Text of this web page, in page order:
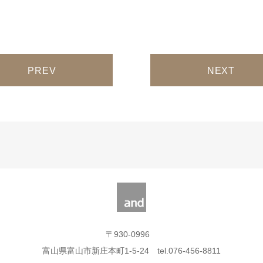
ナビゲーション
〒930-0996
富山県富山市新庄本町1-5-24 tel.076-456-8811